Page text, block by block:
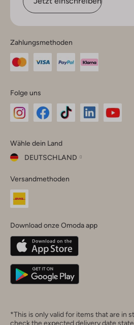
Zahlungsmethoden
Folge uns
Instagram
Facebook
TikTok
Wähle dein Land
DEUTSCHLAND
dein
Land
Belgique(Français)
Deutschland
Versandmethoden
Download onze Omoda app
*This is only valid for items that are in
check the expected delivery date